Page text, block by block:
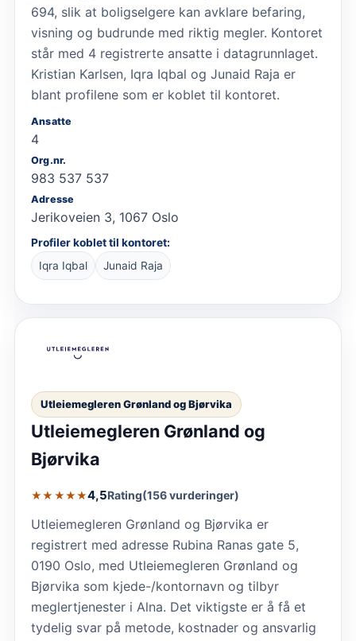
694, slik at boligselgere kan avklare befaring,
visning og budrunde med riktig megler. Kontoret
står med 4 registrerte ansatte i datagrunnlaget.
Kristian Karlsen, Iqra Iqbal og Junaid Raja er
blant profilene som er koblet til kontoret.
Ansatte
4
Org.nr.
983 537 537
Adresse
Jerikoveien 3, 1067 Oslo
Profiler koblet til kontoret:
Iqra Iqbal
Junaid Raja
Utleiemegleren Grønland og Bjørvika
Utleiemegleren Grønland og
Bjørvika
★★★★★4,5Rating(156 vurderinger)
Utleiemegleren Grønland og Bjørvika er
registrert med adresse Rubina Ranas gate 5,
0190 Oslo, med Utleiemegleren Grønland og
Bjørvika som kjede-/kontornavn og tilbyr
meglertjenester i Alna. Det viktigste er å få et
tydelig svar på metode, kostnader og ansvarlig